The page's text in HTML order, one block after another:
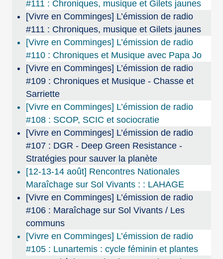
#111 : Chroniques, musique et Gilets jaunes
[Vivre en Comminges] L’émission de radio
#111 : Chroniques, musique et Gilets jaunes
[Vivre en Comminges] L’émission de radio
#110 : Chroniques et Musique avec Papa Jo
[Vivre en Comminges] L’émission de radio
#109 : Chroniques et Musique - Chasse et
Sarriette
[Vivre en Comminges] L’émission de radio
#108 : SCOP, SCIC et sociocratie
[Vivre en Comminges] L’émission de radio
#107 : DGR - Deep Green Resistance -
Stratégies pour sauver la planète
[12-13-14 août] Rencontres Nationales
Maraîchage sur Sol Vivants : : LAHAGE
[Vivre en Comminges] L’émission de radio
#106 : Maraîchage sur Sol Vivants / Les
communs
[Vivre en Comminges] L’émission de radio
#105 : Lunartemis : cycle féminin et plantes